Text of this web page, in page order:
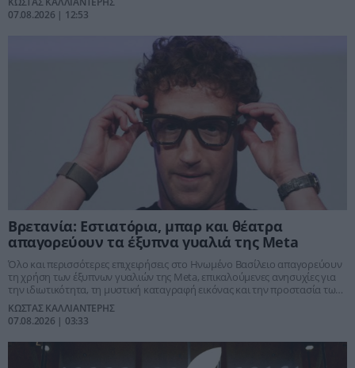
07.08.2026 | 12:53
Βρετανία: Εστιατόρια, μπαρ και θέατρα
απαγορεύουν τα έξυπνα γυαλιά της Meta
Όλο και περισσότερες επιχειρήσεις στο Ηνωμένο Βασίλειο απαγορεύουν
τη χρήση των έξυπνων γυαλιών της Meta, επικαλούμενες ανησυχίες για
την ιδιωτικότητα, τη μυστική καταγραφή εικόνας και την προστασία των
πελατών.
ΚΩΣΤΑΣ ΚΑΛΛΙΑΝΤΕΡΗΣ
07.08.2026 | 03:33